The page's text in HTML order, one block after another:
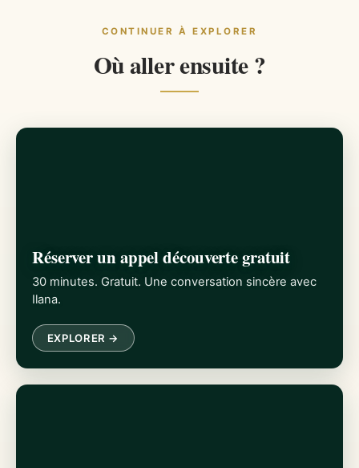
CONTINUER À EXPLORER
Où aller ensuite ?
Réserver un appel découverte gratuit
30 minutes. Gratuit. Une conversation sincère avec
Ilana.
EXPLORER →